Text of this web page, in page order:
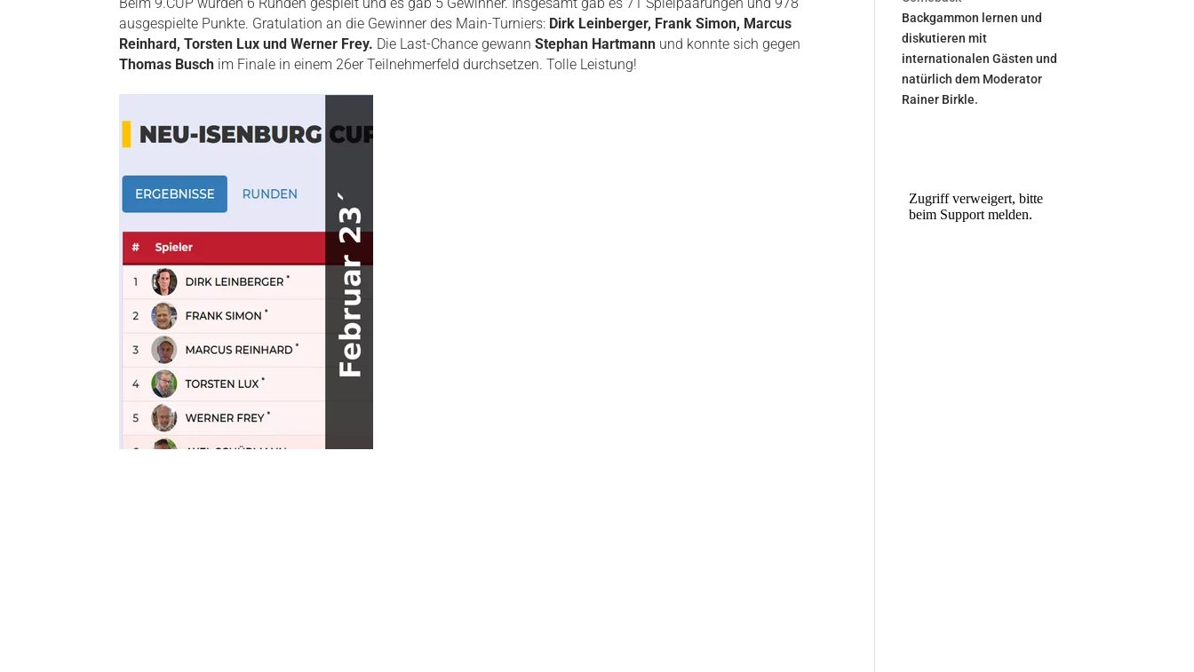
Beim 9.CUP wurden 6 Runden gespielt und es gab 5 Gewinner. Insgesamt gab es 71 Spielpaarungen und 978
ausgespielte Punkte. Gratulation an die Gewinner des Main-Turniers: Dirk Leinberger, Frank Simon, Marcus
Reinhard, Torsten Lux und Werner Frey. Die Last-Chance gewannStephan Hartmann und konnte sich gegen
Thomas Busch im Finale in einem 26er Teilnehmerfeld durchsetzen. Tolle Leistung!
Backgammon lernen und
diskutieren mit
internationalen Gästen und
natürlich dem Moderator
Rainer Birkle.